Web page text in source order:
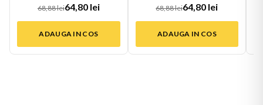
68,88 lei64,80 lei
ADAUGA IN COS
68,88 lei64,80 lei
ADAUGA IN COS